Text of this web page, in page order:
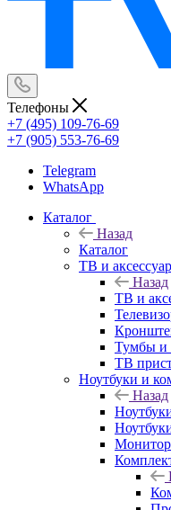
Телефоны
+7 (495) 109-76-69
+7 (905) 553-76-69
Telegram
WhatsApp
Каталог
Назад
Каталог
ТВ и
Назад
ТВ и
Тумбы и
ТВ
Ноутбуки и
Назад